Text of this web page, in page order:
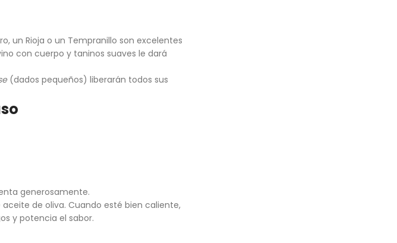
un Rioja o un Tempranillo son excelentes
con cuerpo y taninos suaves le dará
(dados pequeños) liberarán todos sus
generosamente.
de oliva. Cuando esté bien caliente,
y potencia el sabor.